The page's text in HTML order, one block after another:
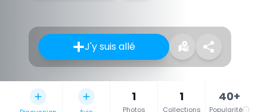
J'y suis allé
1
Photos
1
Collections
40+
Popularité